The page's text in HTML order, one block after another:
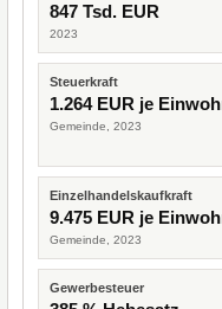
847 Tsd. EUR
2023
Steuerkraft
1.264 EUR je
Gemeinde, 2023
Einzelhandelskaufkraft
9.475 EUR je
Gemeinde, 2023
Gewerbesteuer